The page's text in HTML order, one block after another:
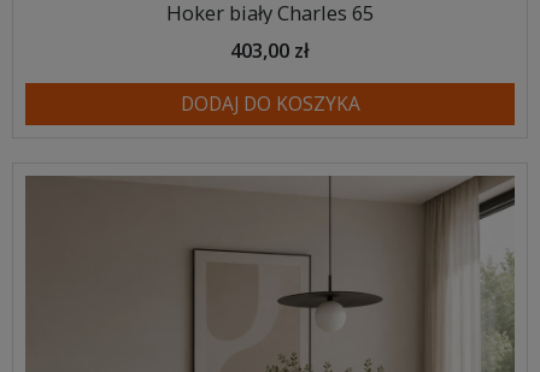
Hoker biały Charles 65
403,00 zł
DODAJ DO KOSZYKA